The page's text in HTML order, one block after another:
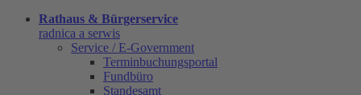
Rathaus & Bürgerservice
radnica a serwis
Service / E-Government
Terminbuchungsportal
Fundbüro
Standesamt